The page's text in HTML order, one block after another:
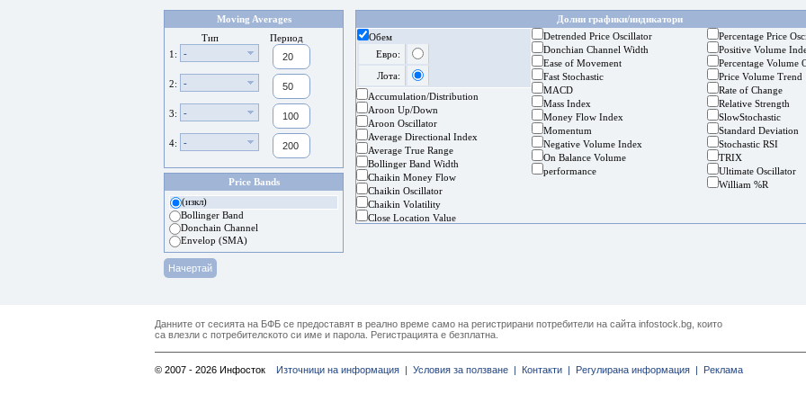
Moving Averages
Тип
Период
1:
-
2: -
3: -
4: -
Price Bands
(изкл)
Bollinger Band
Donchain Channel
Envelop (SMA)
Долни графики/индикатори
Обем
Евро:
Лота:
Accumulation/Distribution
Aroon Up/Down
Aroon Oscillator
Average Directional Index
Average True Range
Bollinger Band Width
Chaikin Money Flow
Chaikin Oscillator
Chaikin Volatility
Close Location Value
Detrended Price Oscillator
Donchian Channel Width
Ease of Movement
Fast Stochastic
MACD
Mass Index
Money Flow Index
Momentum
Negative Volume Index
On Balance Volume
performance
Percentage Price
Positive Volume
Percentage Volume
Price Volume Trend
Rate of Change
Relative Strength
SlowStochastic
Standard Deviation
Stochastic RSI
TRIX
Ultimate Oscillator
William %R
Данните от сесията на БФБ се предоставят в реално време само на регистрирани потребители на сайта infostock.bg, които
са влезли с потребителското си име и парола. Регистрацията е безплатна.
© 2007 - 2026 Инфосток Източници на информация | Условия за ползване | Контакти | Регулирана информация | Реклама